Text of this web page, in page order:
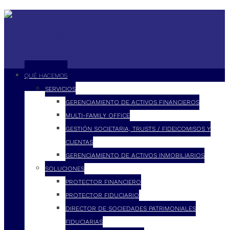
QUÉ HACEMOS
SERVICIOS
GERENCIAMIENTO DE ACTIVOS FINANCIEROS
MULTI-FAMILY OFFICE
GESTIÓN SOCIETARIA, TRUSTS / FIDEICOMISOS Y
CUENTAS
GERENCIAMIENTO DE ACTIVOS INMOBILIARIOS
SOLUCIONES
PROTECTOR FINANCIERO
PROTECTOR FIDUCIARIO
DIRECTOR DE SOCIEDADES PATRIMONIALES
FIDUCIARIAS